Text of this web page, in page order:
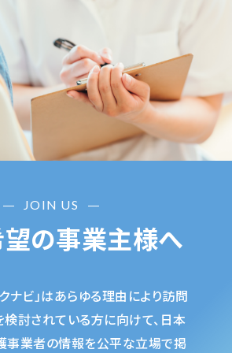
JOIN US
の事業主様へ
ナビ」はあらゆる理由により訪問
討されている方に向けて、日本
事業者の情報を公平な立場で掲